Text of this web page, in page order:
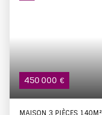
450 000 €
MAISON 3 PIÈCES 140M²